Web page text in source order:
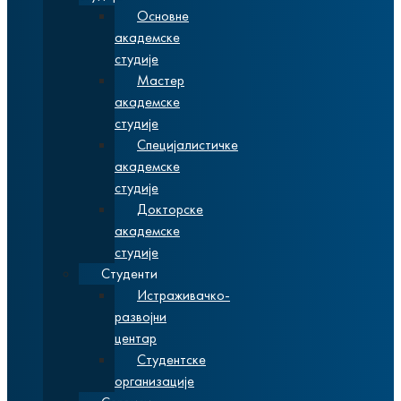
Основне
академске
студије
Мастер
академске
студије
Специјалистичке
академске
студије
Докторске
академске
студије
Студенти
Истраживачко-
развојни
центар
Студентске
организације